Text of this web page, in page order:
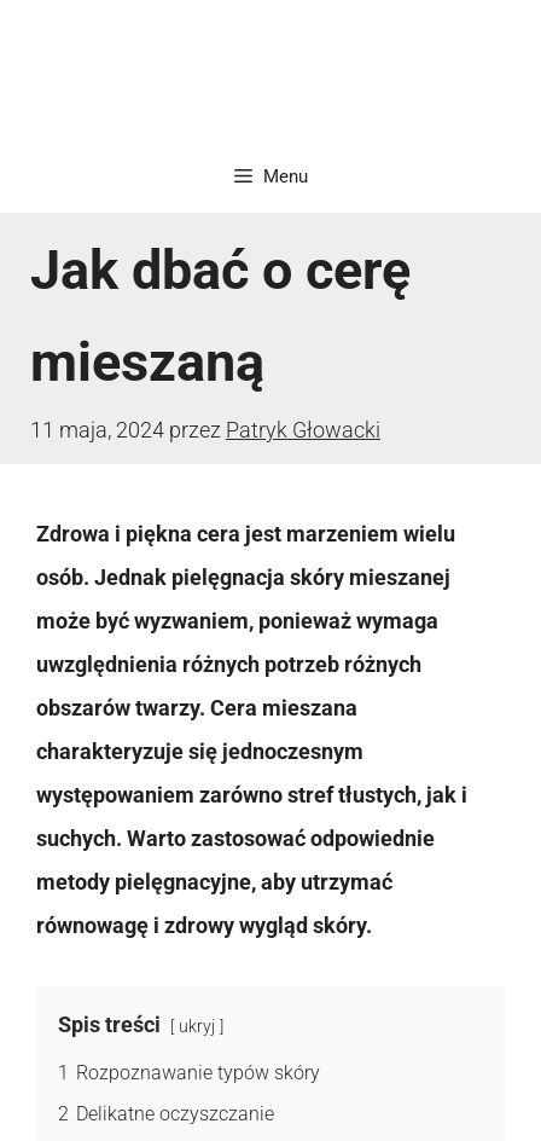
Menu
Jak dbać o cerę
mieszaną
11 maja, 2024 przez Patryk Głowacki
Zdrowa i piękna cera jest marzeniem wielu
osób. Jednak pielęgnacja skóry mieszanej
może być wyzwaniem, ponieważ wymaga
uwzględnienia różnych potrzeb różnych
obszarów twarzy. Cera mieszana
charakteryzuje się jednoczesnym
występowaniem zarówno stref tłustych, jak i
suchych. Warto zastosować odpowiednie
metody pielęgnacyjne, aby utrzymać
równowagę i zdrowy wygląd skóry.
Spis treści ukryj
1 Rozpoznawanie typów skóry
2 Delikatne oczyszczanie